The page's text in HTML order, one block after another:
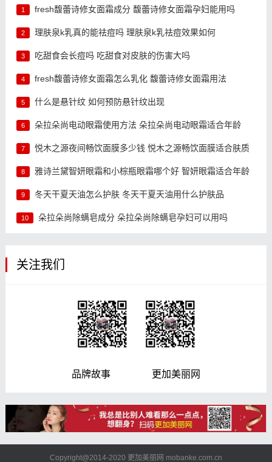
1 fresh馥蕾诗修女面霜成分 馥蕾诗修女面霜孕妇能用吗
2 理肤泉k乳真的能祛痘吗 理肤泉k乳祛痘效果如何
3 吃甜食会长痘吗 吃甜食对皮肤的伤害大吗
4 fresh馥蕾诗修女面霜怎么乳化 馥蕾诗修女面霜用法
5 什么是悬针纹 如何预防悬针纹出现
6 朵拉朵尚电动眼霜使用方法 朵拉朵尚电动眼霜适合年龄
7 悦木之源夜间畅饮面膜多少钱 悦木之源畅饮面膜适合肤质
8 雅诗兰黛智妍眼霜和小棕瓶眼霜哪个好 智妍眼霜适合年龄
9 冬天干夏天油怎么护肤 冬天干夏天油用什么护肤品
10 朵拉朵尚除螨皂成分 朵拉朵尚除螨皂孕妇可以用吗
关注我们
品牌故事 更加美丽网
Copyright@2014-2020 更加美丽网 mobanke.com.cn